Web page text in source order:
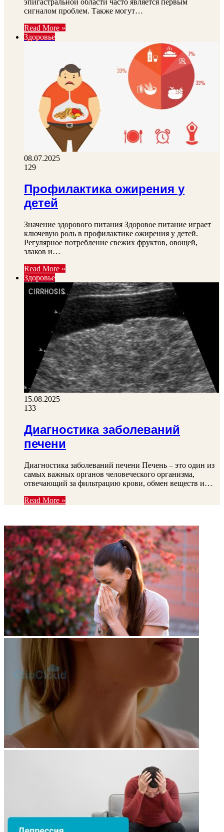
эпигастральной области часто является первым
сигналом проблем. Также могут…
Read More »
Здоровье
08.07.2025
129
Профилактика ожирения у
детей
Значение здорового питания Здоровое питание играет
ключевую роль в профилактике ожирения у детей.
Регулярное потребление свежих фруктов, овощей,
злаков и…
Read More »
Здоровье
15.08.2025
133
Диагностика заболеваний
печени
Диагностика заболеваний печени Печень – это один из
самых важных органов человеческого организма,
отвечающий за фильтрацию крови, обмен веществ и…
Read More »